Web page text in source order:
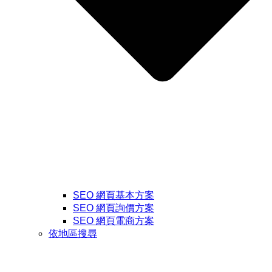
SEO 網頁基本方案
SEO 網頁詢價方案
SEO 網頁電商方案
依地區搜尋